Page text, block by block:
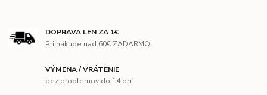
DOPRAVA LEN ZA 1€
Pri nákupe nad 60€ ZADARMO
VÝMENA / VRÁTENIE
bez problémov do 14 dní